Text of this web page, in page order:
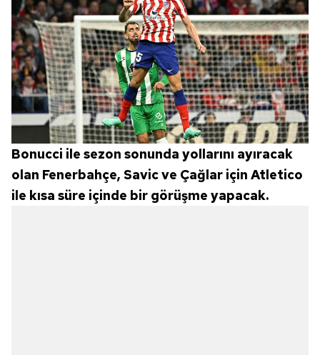
Bonucci ile sezon sonunda yollarını ayıracak
olan Fenerbahçe, Savic ve Çağlar için Atletico
ile kısa süre içinde bir görüşme yapacak.